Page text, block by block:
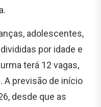
adolescentes,
por idade e
terá 12 vagas,
A previsão de início
desde que as